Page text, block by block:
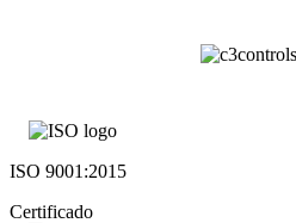
ISO 9001:2015
Certificado